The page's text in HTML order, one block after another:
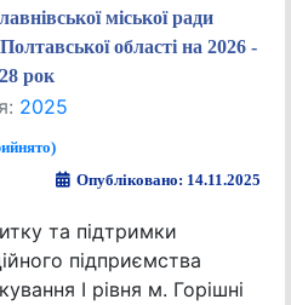
міської ради
області на 2026 -
рок
2025
Опубліковано: 14.11.2025
та підтримки
підприємства
І рівня м. Горішні